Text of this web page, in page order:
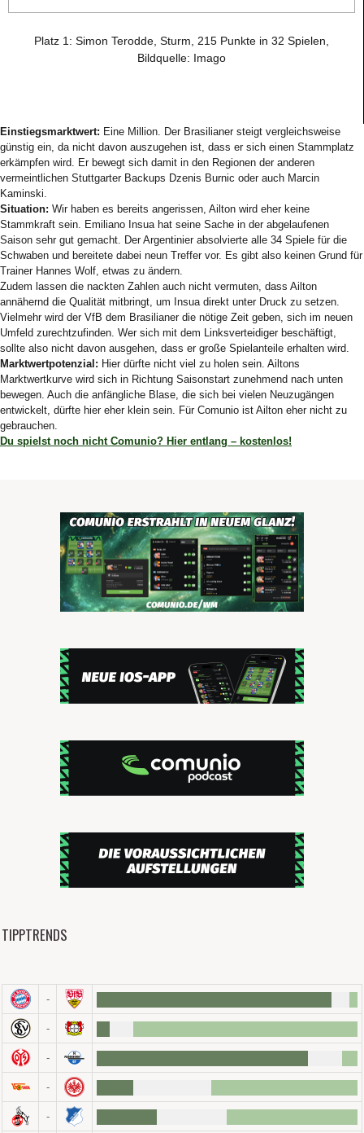
Platz 1: Simon Terodde, Sturm, 215 Punkte in 32 Spielen,
Bildquelle: Imago
Einstiegsmarktwert: Eine Million. Der Brasilianer steigt vergleichsweise
günstig ein, da nicht davon auszugehen ist, dass er sich einen Stammplatz
erkämpfen wird. Er bewegt sich damit in den Regionen der anderen
vermeintlichen Stuttgarter Backups Dzenis Burnic oder auch Marcin
Kaminski.
Situation: Wir haben es bereits angerissen, Ailton wird eher keine
Stammkraft sein. Emiliano Insua hat seine Sache in der abgelaufenen
Saison sehr gut gemacht. Der Argentinier absolvierte alle 34 Spiele für die
Schwaben und bereitete dabei neun Treffer vor. Es gibt also keinen Grund für
Trainer Hannes Wolf, etwas zu ändern.
Zudem lassen die nackten Zahlen auch nicht vermuten, dass Ailton
annähernd die Qualität mitbringt, um Insua direkt unter Druck zu setzen.
Vielmehr wird der VfB dem Brasilianer die nötige Zeit geben, sich im neuen
Umfeld zurechtzufinden. Wer sich mit dem Linksverteidiger beschäftigt,
sollte also nicht davon ausgehen, dass er große Spielanteile erhalten wird.
Marktwertpotenzial: Hier dürfte nicht viel zu holen sein. Ailtons
Marktwertkurve wird sich in Richtung Saisonstart zunehmend nach unten
bewegen. Auch die anfängliche Blase, die sich bei vielen Neuzugängen
entwickelt, dürfte hier eher klein sein. Für Comunio ist Ailton eher nicht zu
gebrauchen.
Du spielst noch nicht Comunio? Hier entlang – kostenlos!
TIPPTRENDS
-
-
-
-
-